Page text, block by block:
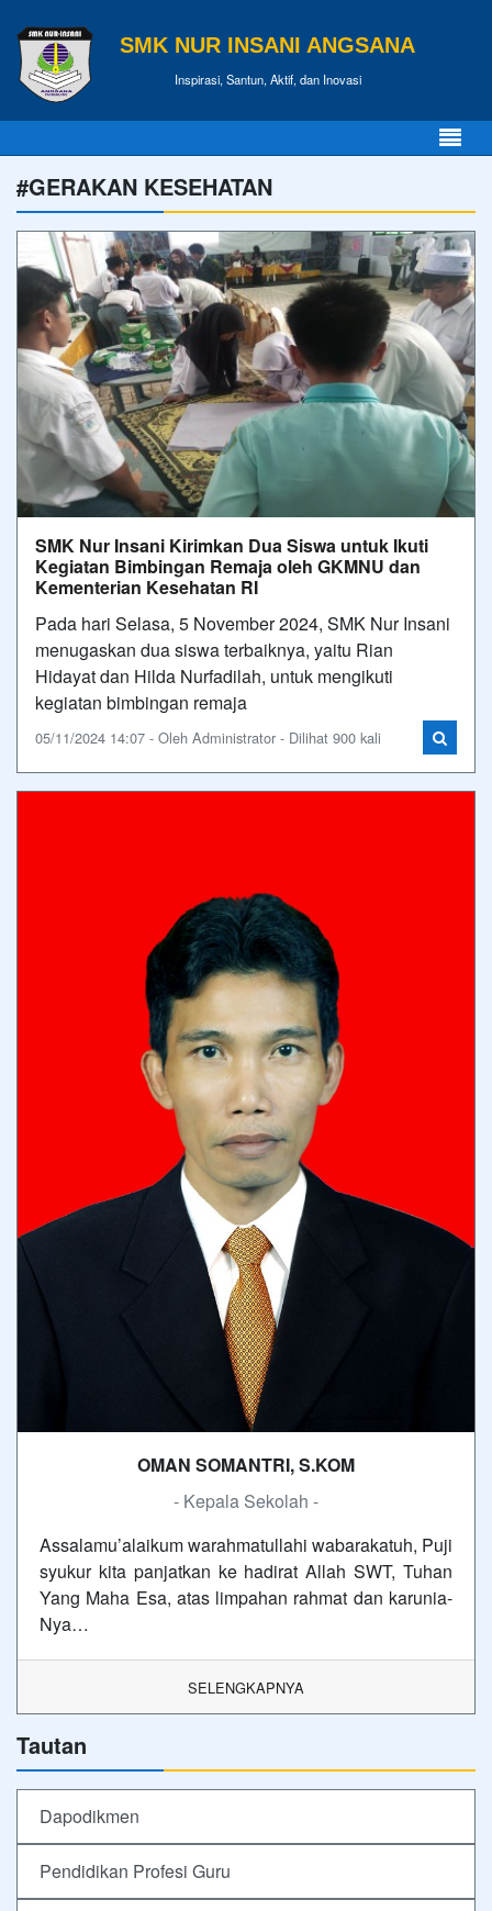
SMK NUR INSANI ANGSANA
Inspirasi, Santun, Aktif, dan Inovasi
#GERAKAN KESEHATAN
SMK Nur Insani Kirimkan Dua Siswa untuk Ikuti
Kegiatan Bimbingan Remaja oleh GKMNU dan
Kementerian Kesehatan RI
Pada hari Selasa, 5 November 2024, SMK Nur Insani
menugaskan dua siswa terbaiknya, yaitu Rian
Hidayat dan Hilda Nurfadilah, untuk mengikuti
kegiatan bimbingan remaja
05/11/2024 14:07 - Oleh Administrator - Dilihat 900 kali
OMAN SOMANTRI, S.KOM
- Kepala Sekolah -
Assalamu’alaikum warahmatullahi wabarakatuh, Puji
syukur kita panjatkan ke hadirat Allah SWT, Tuhan
Yang Maha Esa, atas limpahan rahmat dan karunia-
Nya…
SELENGKAPNYA
Tautan
Dapodikmen
Pendidikan Profesi Guru